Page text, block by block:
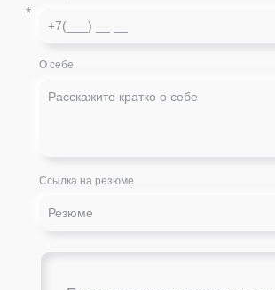
*
О себе
Ссылка на резюме